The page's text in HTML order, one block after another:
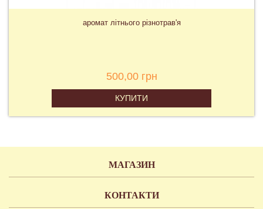
аромат літнього різнотрав'я
500,00 грн
КУПИТИ
МАГАЗИН
КОНТАКТИ